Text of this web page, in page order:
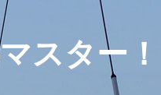
スター！